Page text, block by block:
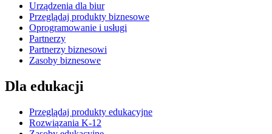
Urządzenia dla biur
Przeglądaj produkty biznesowe
Oprogramowanie i usługi
Partnerzy
Partnerzy biznesowi
Zasoby biznesowe
Dla edukacji
Przeglądaj produkty edukacyjne
Rozwiązania K-12